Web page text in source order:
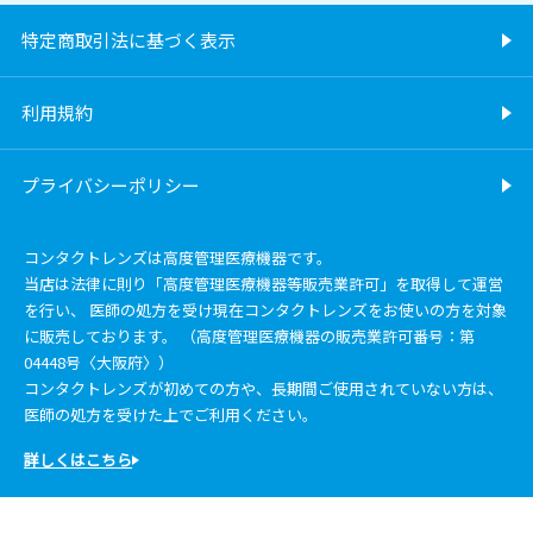
特定商取引法に基づく表示
利用規約
プライバシーポリシー
コンタクトレンズは高度管理医療機器です。
当店は法律に則り「高度管理医療機器等販売業許可」を取得して運営
を行い、 医師の処方を受け現在コンタクトレンズをお使いの方を対象
に販売しております。 （高度管理医療機器の販売業許可番号：第
04448号〈大阪府〉）
コンタクトレンズが初めての方や、長期間ご使用されていない方は、
医師の処方を受けた上でご利用ください。
詳しくはこちら